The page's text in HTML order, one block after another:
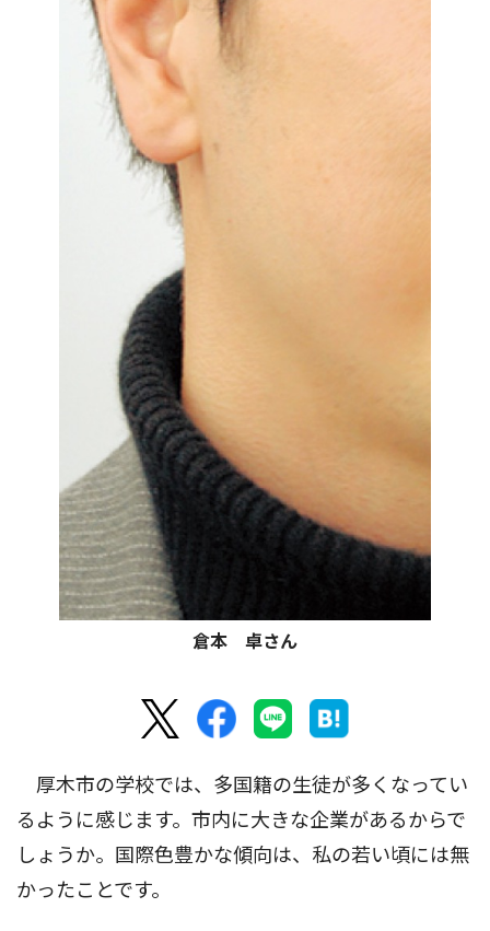
倉本 卓さん
厚木市の学校では、多国籍の生徒が多くなってい
るように感じます。市内に大きな企業があるからで
しょうか。国際色豊かな傾向は、私の若い頃には無
かったことです。